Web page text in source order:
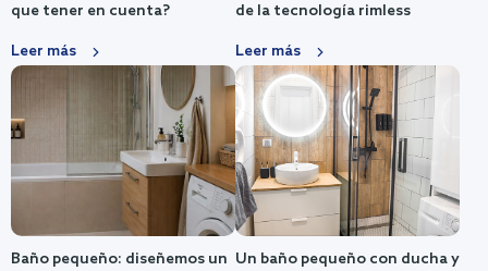
que tener en cuenta?
Leer más
de la tecnología rimless
Leer más
Baño pequeño: diseñemos un Un baño pequeño con ducha y